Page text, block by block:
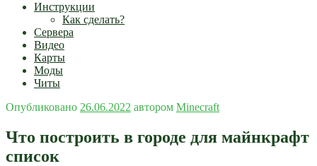
Инструкции
Как сделать?
Сервера
Видео
Карты
Моды
Читы
Опубликовано 26.06.2022 автором Minecraft
Что построить в городе для майнкрафт
список